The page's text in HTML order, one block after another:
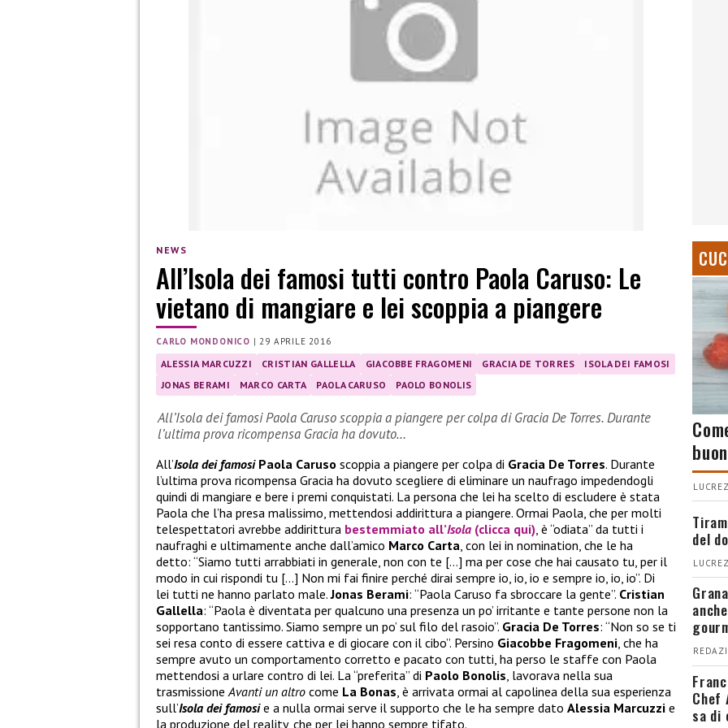
NEWS
All’Isola dei famosi tutti contro Paola Caruso: Le
vietano di mangiare e lei scoppia a piangere
CARLO MONDONICO |29 APRILE 2016
ALESSIA MARCUZZI CRISTIAN GALLELLA GIACOBBE FRAGOMENI GRACIA DE TORRES
ISOLA DEI FAMOSI
JONAS BERAMI
MARCO CARTA PAOLA CARUSO PAOLO BONOLIS
All’Isola dei famosi Paola Caruso scoppia a piangere per colpa di Gracia De Torres. Durante
l’ultima prova ricompensa Gracia ha dovuto…
All’Isola dei famosi Paola Caruso scoppia a piangere per colpa di Gracia De Torres. Durante
l’ultima prova ricompensa Gracia ha dovuto scegliere di eliminare un naufrago impedendogli
quindi di mangiare e bere i premi conquistati. La persona che lei ha scelto di escludere è stata
Paola che l’ha presa malissimo, mettendosi addirittura a piangere. Ormai Paola, che per molti
telespettatori avrebbe addirittura bestemmiato all’Isola (clicca qui) , è “odiata” da tutti i
naufraghi e ultimamente anche dall’amico Marco Carta , con lei in nomination, che le ha
detto: “Siamo tutti arrabbiati in generale, non con te […] ma per cose che hai causato tu, per il
modo in cui rispondi tu […] Non mi fai finire perché dirai sempre io, io, io e sempre io, io, io”. Di
lei tutti ne hanno parlato male.Jonas Berami: “Paola Caruso fa sbroccare la gente”. Cristian
Gallella: “Paola è diventata per qualcuno una presenza un po’ irritante e tante persone non la
sopportano tantissimo. Siamo sempre un po’ sul filo del rasoio”. Gracia De Torres: “Non so se ti
sei resa conto di essere cattiva e di giocare con il cibo”. Persino Giacobbe Fragomeni , che ha
sempre avuto un comportamento corretto e pacato con tutti, ha perso le staffe con Paola
mettendosi a urlare contro di lei. La “preferita” di Paolo Bonolis , lavorava nella sua
trasmissione Avanti un altro come La Bonas , è arrivata ormai al capolinea della sua esperienza
sull’Isola dei famosie a nulla ormai serve il supporto che le ha sempre dato Alessia Marcuzzi e
la produzione del reality, che per lei hanno sempre tifato.
del
Chef
sa di